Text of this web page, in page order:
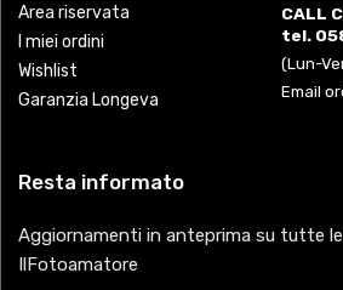
Area riservata
I miei ordini
Wishlist
Garanzia Longeva
CALL
tel.
(Lun-
Email
Resta informato
Aggiornamenti in anteprima su tutte
IlFotoamatore